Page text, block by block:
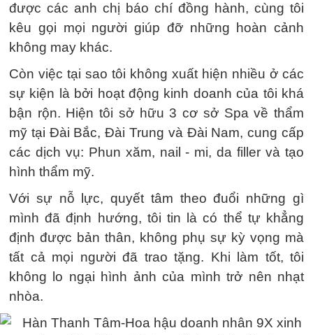
được các anh chị báo chí đồng hành, cùng tôi
kêu gọi mọi người giúp đỡ những hoàn cảnh
không may khác.
Còn việc tại sao tôi không xuất hiện nhiều ở các
sự kiện là bởi hoạt động kinh doanh của tôi khá
bận rộn. Hiện tôi sở hữu 3 cơ sở Spa về thẩm
mỹ tại Đài Bắc, Đài Trung và Đài Nam, cung cấp
các dịch vụ: Phun xăm, nail - mi, da filler và tạo
hình thẩm mỹ.
Với sự nỗ lực, quyết tâm theo đuổi những gì
mình đã định hướng, tôi tin là có thể tự khẳng
định được bản thân, không phụ sự kỳ vọng mà
tất cả mọi người đã trao tặng. Khi làm tốt, tôi
không lo ngại hình ảnh của mình trở nên nhạt
nhòa.